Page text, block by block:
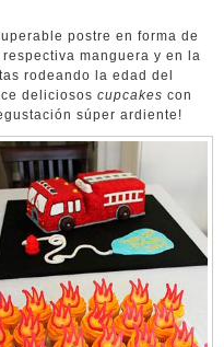
postre en forma de
manguera y en la
rodeando la edad del
deliciosos cupcakes con
súper ardiente!